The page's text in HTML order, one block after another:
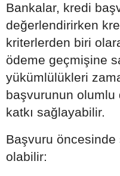
Bankalar, kredi
değerlendirirken
kriterlerden biri
ödeme geçmişine
yükümlülükleri
başvurunun
katkı sağlayabilir.
Başvuru öncesinde
olabilir: